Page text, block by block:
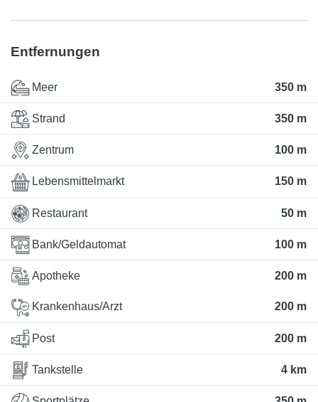
Entfernungen
Meer 350 m
Strand 350 m
Zentrum 100 m
Lebensmittelmarkt 150 m
Restaurant 50 m
Bank/Geldautomat 100 m
Apotheke 200 m
Krankenhaus/Arzt 200 m
Post 200 m
Tankstelle 4 km